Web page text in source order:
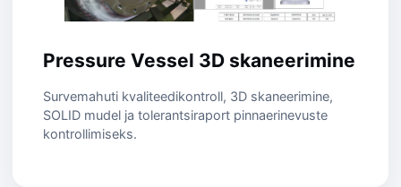
Pressure Vessel 3D skaneerimine
Survemahuti kvaliteedikontroll, 3D skaneerimine,
SOLID mudel ja tolerantsiraport pinnaerinevuste
kontrollimiseks.